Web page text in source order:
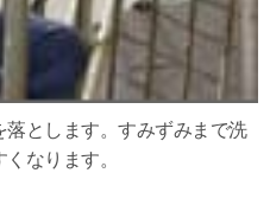
とします。すみずみまで洗
なります。